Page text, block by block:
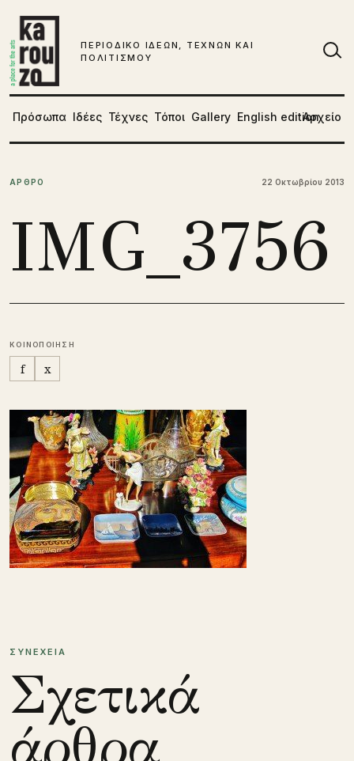
ΠΕΡΙΟΔΙΚΟ ΙΔΕΩΝ, ΤΕΧΝΩΝ ΚΑΙ
ΠΟΛΙΤΙΣΜΟΥ
Πρόσωπα Ιδέες Τέχνες Τόποι Gallery English editionΑρχείο
ΑΡΘΡΟ 22 Οκτωβρίου 2013
IMG_3756
ΚΟΙΝΟΠΟΙΗΣΗ
f x
ΣΥΝΕΧΕΙΑ
Σχετικά
άρθρα